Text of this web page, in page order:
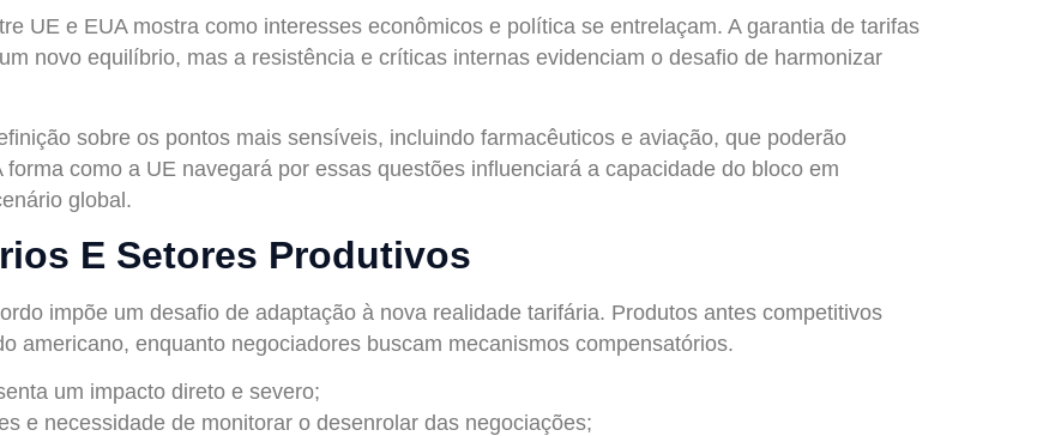
UE e EUA mostra como interesses econômicos e política se entrelaçam. A garantia de tarifas
novo equilíbrio, mas a resistência e críticas internas evidenciam o desafio de harmonizar
sobre os pontos mais sensíveis, incluindo farmacêuticos e aviação, que poderão
como a UE navegará por essas questões influenciará a capacidade do bloco em
global.
E Setores Produtivos
impõe um desafio de adaptação à nova realidade tarifária. Produtos antes competitivos
americano, enquanto negociadores buscam mecanismos compensatórios.
um impacto direto e severo;
e necessidade de monitorar o desenrolar das negociações;